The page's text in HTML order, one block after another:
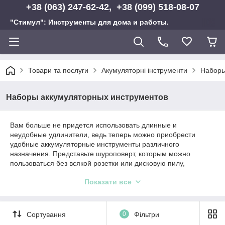
+38 (063) 247-62-42, +38 (099) 518-08-07
"Стимул": Инструменты для дома и работы.
Товари та послуги Акумуляторні інструменти
Наборы аккумуляторных инструментов
Вам больше не придется использовать длинные и
неудобные удлинители, ведь теперь можно приобрести
удобные аккумуляторные инструменты различного
назначения. Представьте шуроповерт, которым можно
пользоваться без всякой розетки или дисковую пилу,
частном хозяйстве и будет весьма полезна в рамках
Показати все
Сортування 0 Фільтри